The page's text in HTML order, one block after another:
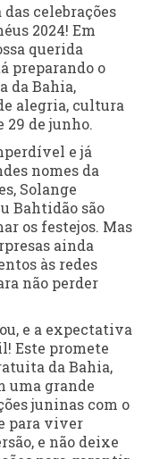
celebrações
2024! Em
querida
preparando o
da Bahia,
alegria, cultura
29 de junho.
e já
nomes da
Solange
Bahtidão são
os festejos. Mas
ainda
às redes
não perder
e a expectativa
Este promete
da Bahia,
uma grande
juninas com o
para viver
e não deixe